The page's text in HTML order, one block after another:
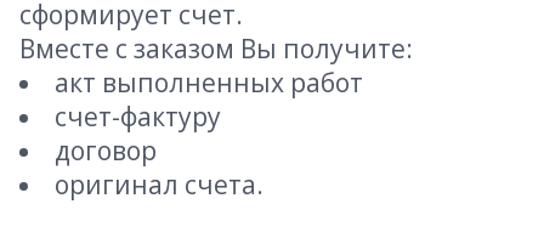
сформирует счет.
Вместе с заказом Вы получите:
акт выполненных работ
счет-фактуру
договор
оригинал счета.